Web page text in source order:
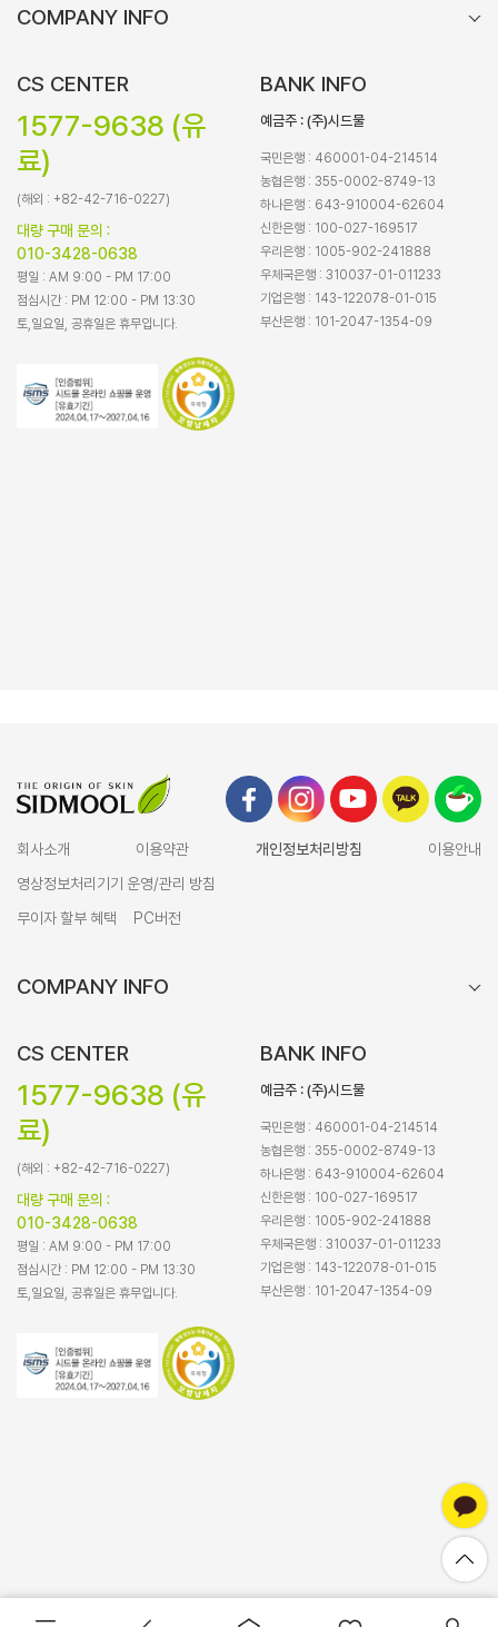
바로구매 장바구니담기
COMPANY INFO
CS CENTER
1577-9638 (유
료)
(해외 : +82-42-716-0227)
대량 구매 문의 :
010-3428-0638
평일 : AM 9:00 - PM 17:00
점심시간 : PM 12:00 - PM 13:30
토,일요일, 공휴일은 휴무입니다.
BANK INFO
예금주 : (주)시드물
국민은행 : 460001-04-214514
농협은행 : 355-0002-8749-13
하나은행 : 643-910004-62604
신한은행 : 100-027-169517
우리은행 : 1005-902-241888
우체국은행 : 310037-01-011233
기업은행 : 143-122078-01-015
부산은행 : 101-2047-1354-09
회사소개 이용약관 개인정보처리방침
이용안내
영상정보처리기기 운영/관리 방침
무이자 할부 혜택
PC버전
COMPANY INFO
CS CENTER
1577-9638 (유
료)
(해외 : +82-42-716-0227)
대량 구매 문의 :
010-3428-0638
평일 : AM 9:00 - PM 17:00
점심시간 : PM 12:00 - PM 13:30
토,일요일, 공휴일은 휴무입니다.
BANK INFO
예금주 : (주)시드물
국민은행 : 460001-04-214514
농협은행 : 355-0002-8749-13
하나은행 : 643-910004-62604
신한은행 : 100-027-169517
우리은행 : 1005-902-241888
우체국은행 : 310037-01-011233
기업은행 : 143-122078-01-015
부산은행 : 101-2047-1354-09